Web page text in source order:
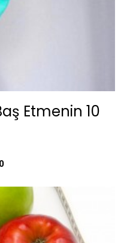
Etmenin 10